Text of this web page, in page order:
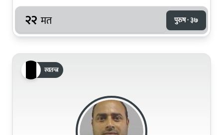
२२ मत पुरुष · ३७
स्वतन्त्र